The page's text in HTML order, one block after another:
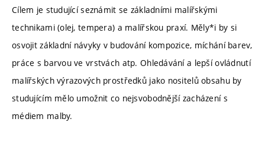
Cílem je studující seznámit se základními malířskými
technikami (olej, tempera) a malířskou praxí. Měly*i by si
osvojit základní návyky v budování kompozice, míchání barev,
práce s barvou ve vrstvách atp. Ohledávání a lepší ovládnutí
malířských výrazových prostředků jako nositelů obsahu by
studujícím mělo umožnit co nejsvobodnější zacházení s
médiem malby.